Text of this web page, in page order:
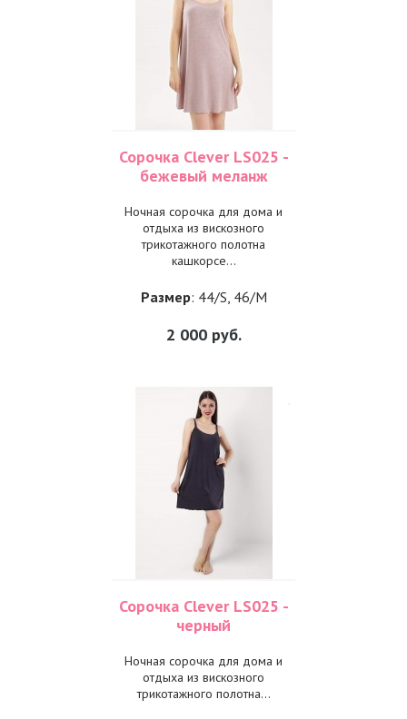
Сорочка Clever LS025 -
бежевый меланж
Ночная сорочка для дома и
отдыха из вискозного
трикотажного полотна
кашкорсе...
Размер: 44/S, 46/M
2 000руб.
Сорочка Clever LS025 -
черный
Ночная сорочка для дома и
отдыха из вискозного
трикотажного полотна...